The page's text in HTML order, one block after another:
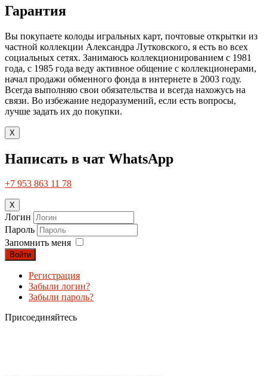
Гарантия
Вы покупаете колоды игральных карт, почтовые открытки из
частной коллекции Александра Лутковского, я есть во всех
социальных сетях. Занимаюсь коллекционированием с 1981
года, с 1985 года веду активное общение с коллекционерами,
начал продажи обменного фонда в интернете в 2003 году.
Всегда выполняю свои обязательства и всегда нахожусь на
связи. Во избежание недоразумений, если есть вопросы,
лучше задать их до покупки.
X
Написать в чат WhatsApp
+7 953 863 11 78
X
Логин
Пароль
Запомнить меня
Войти
Регистрация
Забыли логин?
Забыли пароль?
Присоединяйтесь